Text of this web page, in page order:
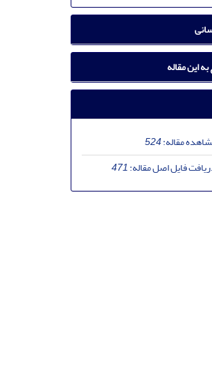
این مقاله
مقاله:524
فایل اصل مقاله:471